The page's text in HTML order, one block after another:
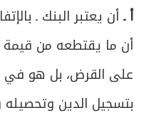
أ ـأن يعتبر البنك ـ
أن ما يقتطعه من قيمة
على القرض، بل هو في
بتسجيل الدين